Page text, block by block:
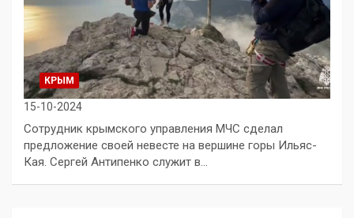
КРЫМ
15-10-2024
Сотрудник крымского управления МЧС сделал
предложение своей невесте на вершине горы Ильяс-
Кая. Сергей Антипенко служит в…